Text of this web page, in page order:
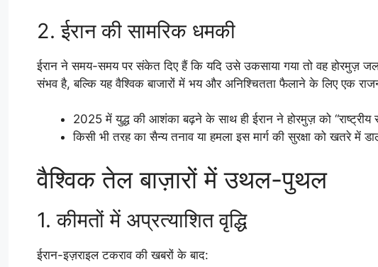
2. ईरान की सामरिक धमकी
ईरान ने समय-समय पर संकेत दिए हैं कि यदि उसे उकसाया गया तो वह
संभव है, बल्कि यह वैश्विक बाजारों में भय और अनिश्चितता फैलाने के लिए एक
2025 में युद्ध की आशंका बढ़ने के साथ ही ईरान ने होरमुज़ को “राष्ट्रीय
किसी भी तरह का सैन्य तनाव या हमला इस मार्ग की सुरक्षा को खतरे में
वैश्विक तेल बाज़ारों में उथल-पुथल
1. कीमतों में अप्रत्याशित वृद्धि
ईरान-इज़राइल टकराव की खबरों के बाद: